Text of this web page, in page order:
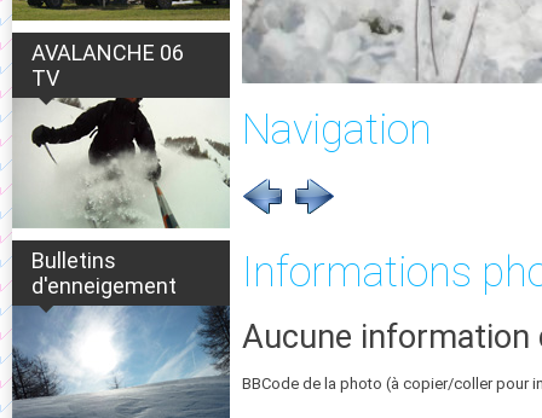
AVALANCHE 06
TV
Bulletins
d'enneigement
Navigation
Informations
Aucune information
BBCode de la photo (à copier/coller pour